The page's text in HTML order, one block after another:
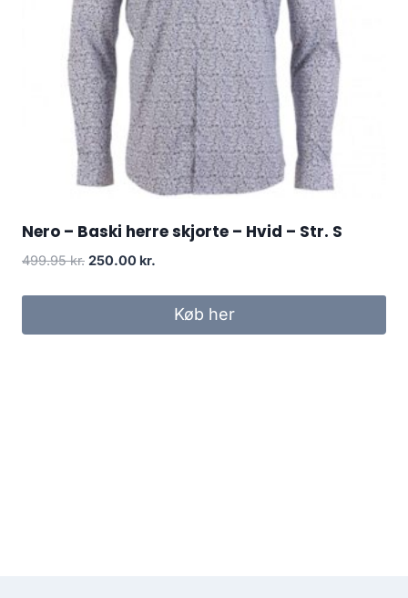
Nero – Baski herre skjorte – Hvid – Str. S
499.95kr. Original
250.00 kr.
250.00 kr..
Køb her